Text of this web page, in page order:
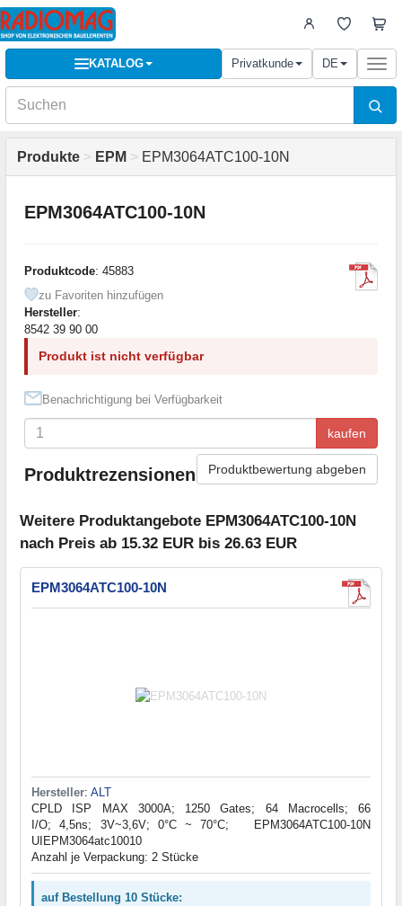
KATALOG Privatkunde DE
Produkte > EPM > EPM3064ATC100-10N
EPM3064ATC100-10N
Produktcode: 45883
zu Favoriten hinzufügen
Hersteller:
8542 39 90 00
Produkt ist nicht verfügbar
Benachrichtigung bei Verfügbarkeit
kaufen
Produktrezensionen Produktbewertung abgeben
Weitere Produktangebote EPM3064ATC100-10N
nach Preis ab 15.32 EUR bis 26.63 EUR
EPM3064ATC100-10N
Hersteller: ALT
CPLD ISP MAX 3000A; 1250 Gates; 64 Macrocells; 66
I/O; 4,5ns; 3V~3,6V; 0°C ~ 70°C; EPM3064ATC100-10N
UIEPM3064atc10010
Anzahl je Verpackung: 2 Stücke
auf Bestellung 10 Stücke: